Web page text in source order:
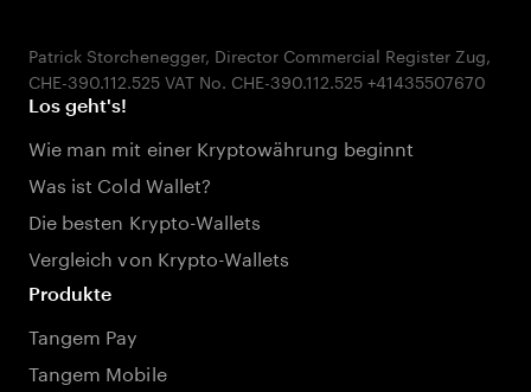
Patrick Storchenegger, Director Commercial Register Zug,
Los geht's!
Wie man mit einer Kryptowährung beginnt
Was ist Cold Wallet?
Die besten Krypto-Wallets
Vergleich von Krypto-Wallets
Produkte
Tangem Pay
Tangem Mobile